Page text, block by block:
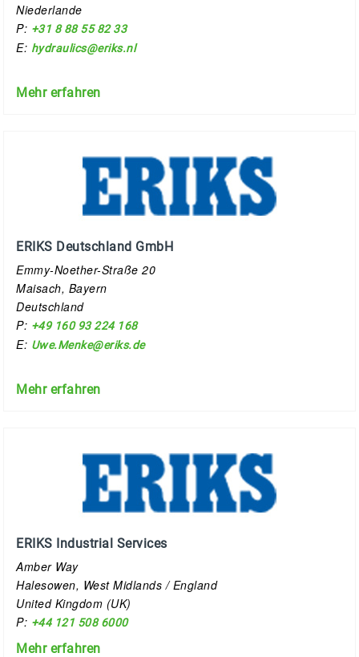
Niederlande
P: +31 8 88 55 82 33
E: hydraulics@eriks.nl
Mehr erfahren
ERIKS Deutschland GmbH
Emmy-Noether-Straße 20
Maisach, Bayern
Deutschland
P: +49 160 93 224 168
E: Uwe.Menke@eriks.de
Mehr erfahren
ERIKS Industrial Services
Amber Way
Halesowen, West Midlands / England
United Kingdom (UK)
P: +44 121 508 6000
Mehr erfahren